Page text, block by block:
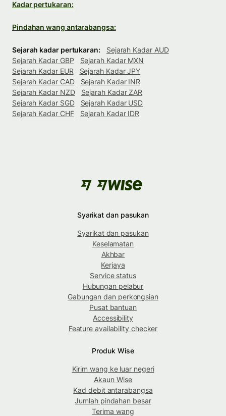
Kadar pertukaran:
Pindahan wang antarabangsa:
Sejarah kadar pertukaran:
Sejarah Kadar AUD
Sejarah Kadar GBP
Sejarah Kadar MXN
Sejarah Kadar EUR
Sejarah Kadar JPY
Sejarah Kadar CAD
Sejarah Kadar INR
Sejarah Kadar NZD
Sejarah Kadar ZAR
Sejarah Kadar SGD
Sejarah Kadar USD
Sejarah Kadar CHF
Sejarah Kadar IDR
Syarikat dan pasukan
Syarikat dan pasukan
Keselamatan
Akhbar
Kerjaya
Service status
Hubungan pelabur
Gabungan dan perkongsian
Pusat bantuan
Accessibility
Feature availability checker
Produk Wise
Kirim wang ke luar negeri
Akaun Wise
Kad debit antarabangsa
Jumlah pindahan besar
Terima wang